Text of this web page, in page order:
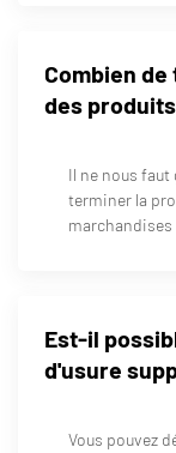
Combien
des
Il ne nous faut
terminer la
Est-il
d'usure
Vous pouvez